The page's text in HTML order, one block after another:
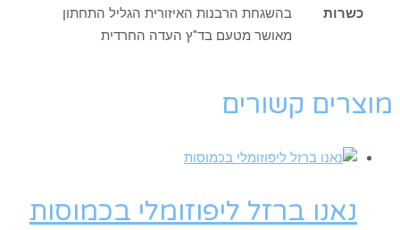
כשרות
בהשגחת הרבנות האיזורית הגליל התחתון
מאושר מטעם בד"ץ העדה החרדית
מוצרים קשורים
נאנו ברזל ליפוזומלי בכמוסות